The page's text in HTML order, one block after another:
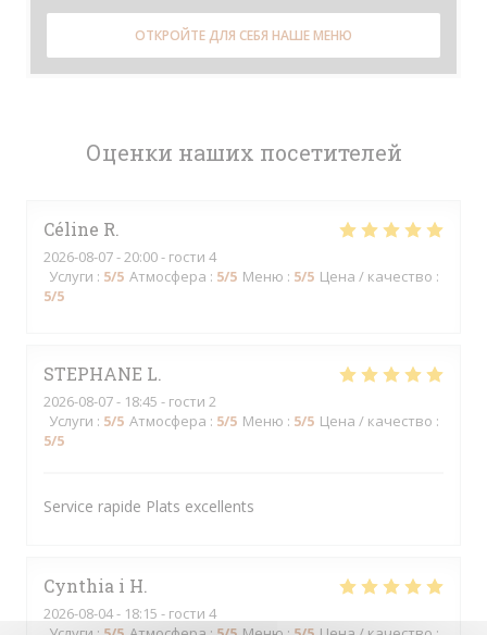
Оценки наших посетителей
Céline R
2026-08-07- 20:00 - гости 4
Услуги : 5/5 Атмосфера : 5/5 Меню : 5/5 Цена / качество :
5/5
STEPHANE L
2026-08-07- 18:45 - гости 2
Услуги : 5/5 Атмосфера : 5/5 Меню : 5/5 Цена / качество :
5/5
Service rapide Plats excellents
Cynthia i H
2026-08-04- 18:15 - гости 4
ОТКРОЙТЕ ДЛЯ СЕБЯ НАШЕ МЕНЮ